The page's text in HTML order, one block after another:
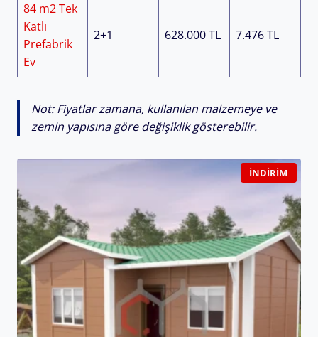
84 m2 Tek
Katlı
Prefabrik
Ev
2+1 628.000 TL 7.476 TL
Not: Fiyatlar zamana, kullanılan malzemeye ve
zemin yapısına göre değişiklik gösterebilir.
İNDIRIM